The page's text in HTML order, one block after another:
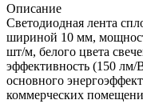
Описание
Светодиодная лента
шириной 10 мм,
шт/м, белого цвета
эффективность (150 лм/
основного
коммерческих